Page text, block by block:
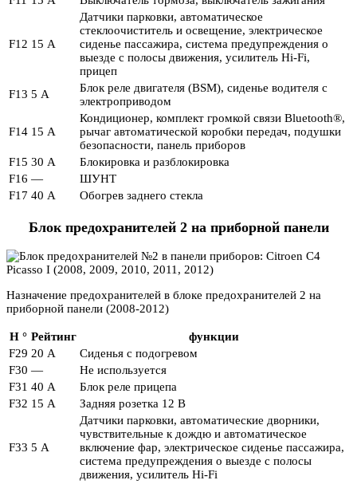
F12 15 А
Датчики парковки, автоматическое
стеклоочиститель и освещение, электрическое
сиденье пассажира, система предупреждения о
выезде с полосы движения, усилитель Hi-Fi,
прицеп
F13 5 А
Блок реле двигателя (BSM), сиденье водителя с
электроприводом
F14 15 А
Кондиционер, комплект громкой связи Bluetooth®,
рычаг автоматической коробки передач, подушки
безопасности, панель приборов
F15 30 А
Блокировка и разблокировка
F16 —
ШУНТ
F17 40 А Обогрев заднего стекла
Блок предохранителей 2 на приборной панели
Назначение предохранителей в блоке предохранителей 2 на
приборной панели (2008-2012)
Н ° Рейтинг
функции
F29 20 А
Сиденья с подогревом
F30 —
Не используется
F31 40 А
Блок реле прицепа
F32 15 А Задняя розетка 12 В
F33 5 А
Датчики парковки, автоматические дворники,
чувствительные к дождю и автоматическое
включение фар, электрическое сиденье пассажира,
система предупреждения о выезде с полосы
движения, усилитель Hi-Fi